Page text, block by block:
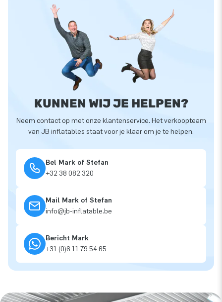
KUNNEN WIJ JE HELPEN?
Neem contact op met onze klantenservice. Het verkoopteam
van JB inflatables staat voor je klaar om je te helpen.
Bel Mark of Stefan
+32 38 082 320
Mail Mark of Stefan
info@jb-inflatable.be
Bericht Mark
+31 (0)6 11 79 54 65